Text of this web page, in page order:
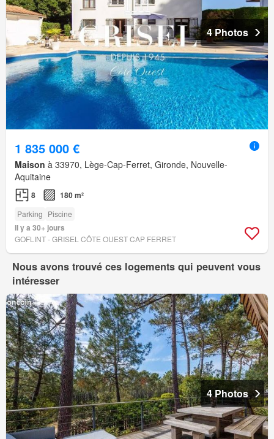
4 Photos
1 835 000 €
Maison à 33970, Lège-Cap-Ferret, Gironde, Nouvelle-
Aquitaine
8 180 m²
Parking Piscine
Il y a 30+ jours
GOFLINT - GRISEL CÔTE OUEST CAP FERRET
Nous avons trouvé ces logements qui peuvent vous
intéresser
4 Photos